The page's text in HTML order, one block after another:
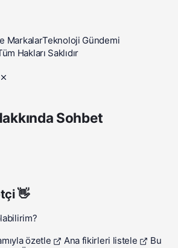
MarkalarTeknoloji Gündemi
Hakları Saklıdır
Sohbet
👋
özetle
Ana fikirleri listele
Bu